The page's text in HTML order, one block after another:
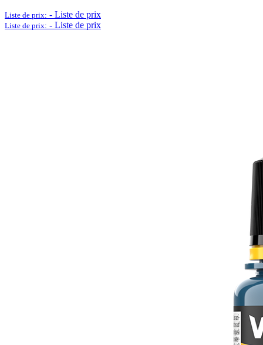
Liste de prix: - Liste de prix
Liste de prix: - Liste de prix